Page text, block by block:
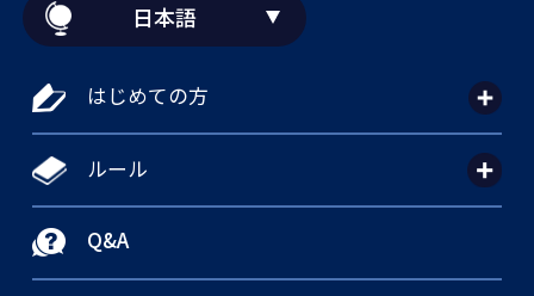
日本語
はじめての方
ルール
Q&A